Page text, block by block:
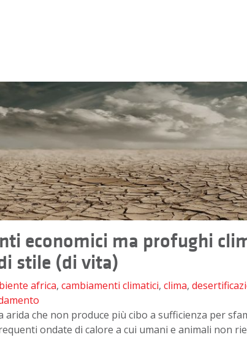
economici ma profughi
stile (di vita)
africa, cambiamenti climatici, clima,
arida che non produce più cibo a sufficienza per
ondate di calore a cui umani e animali non